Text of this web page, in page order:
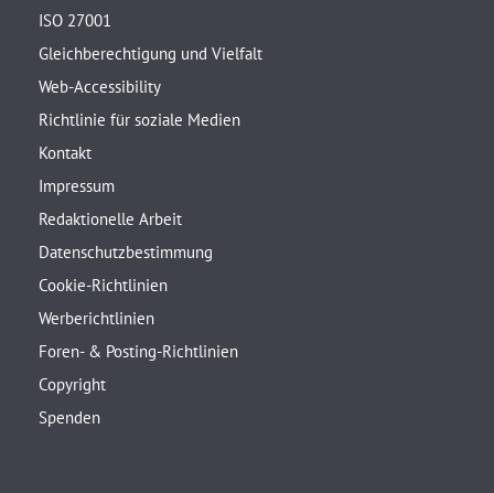
ISO 27001
Gleichberechtigung und Vielfalt
Web-Accessibility
Richtlinie für soziale Medien
Kontakt
Impressum
Redaktionelle Arbeit
Datenschutzbestimmung
Cookie-Richtlinien
Werberichtlinien
Foren- & Posting-Richtlinien
Copyright
Spenden